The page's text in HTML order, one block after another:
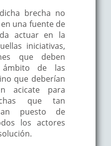
brecha no
una fuente de
actuar en la
iniciativas,
que deben
de las
que deberían
acicate para
que tan
puesto de
los actores